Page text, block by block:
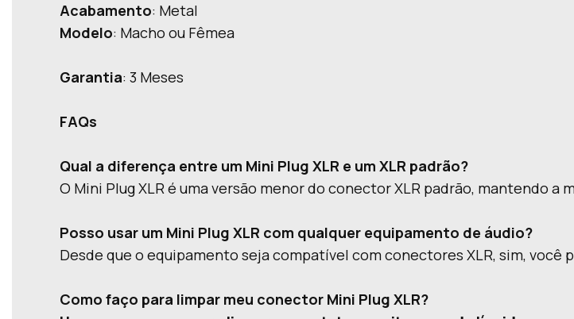
Acabamento: Metal
Modelo: Macho ou Fêmea
Garantia: 3 Meses
FAQs
Qual a diferença entre um Mini Plug XLR e um XLR padrão?
O Mini Plug XLR é uma versão menor do conector XLR padrão, mantendo a
Posso usar um Mini Plug XLR com qualquer equipamento de áudio?
Desde que o equipamento seja compatível com conectores XLR, sim, você
Como faço para limpar meu conector Mini Plug XLR?